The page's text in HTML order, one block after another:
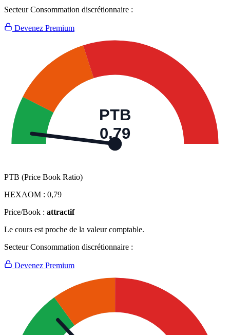
Secteur Consommation discrétionnaire :
Devenez Premium
PTB
0,79
PTB (Price Book Ratio)
HEXAOM : 0,79
Price/Book : attractif
Le cours est proche de la valeur comptable.
Secteur Consommation discrétionnaire :
Devenez Premium